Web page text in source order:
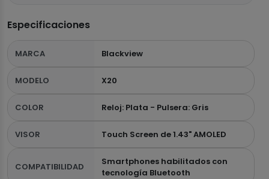
Especificaciones
MARCA Blackview
MODELO X20
COLOR Reloj: Plata - Pulsera: Gris
VISOR Touch Screen de 1.43" AMOLED
COMPATIBILIDAD
Smartphones habilitados con
tecnología Bluetooth